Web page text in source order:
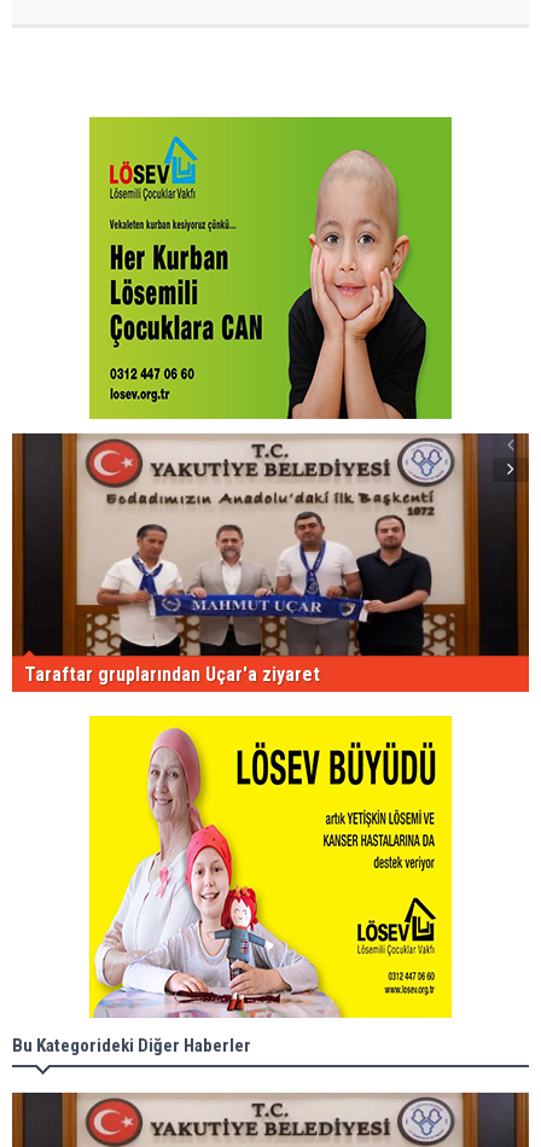
Taraftar gruplarından Uçar'a ziyaret
Bu Kategorideki Diğer Haberler